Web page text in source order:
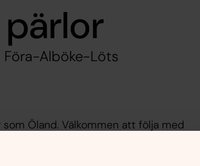
Föra-Alböke-Löts
Öland. Välkommen att följa med